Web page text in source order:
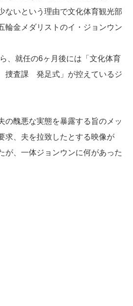
ないという理由で文化体育観光部
輪金メダリストのイ・ジョンウン
、就任の6ヶ月後には「文化体育
査課 発足式」が控えているジ
の醜悪な実態を暴露する旨のメッ
求、夫を拉致したとする映像が
が、一体ジョンウンに何があった